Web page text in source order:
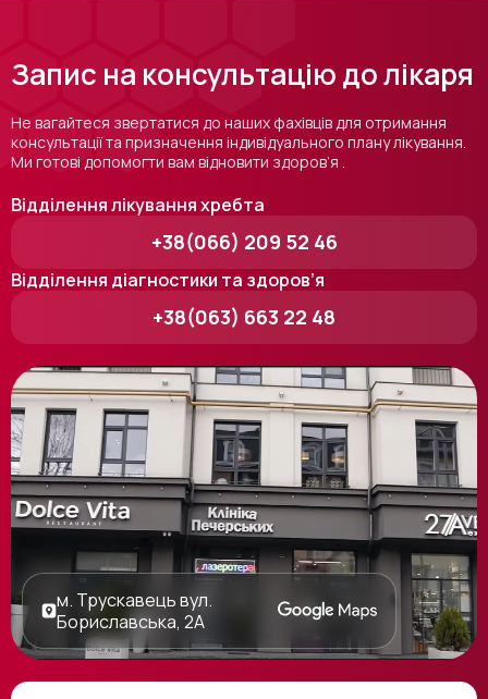
Запис на консультацію до лікаря
Не вагайтеся звертатися до наших фахівців для отримання
консультації та призначення індивідуального плану лікування.
Ми готові допомогти вам відновити здоров’я .
Відділення лікування хребта
+38(066) 209 52 46
Відділення діагностики та здоров’я
+38(063) 663 22 48
м. Трускавець вул.
Бориславська, 2А